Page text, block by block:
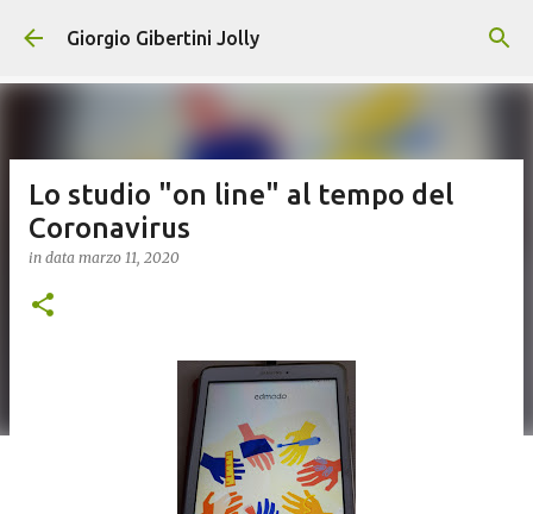
Passa ai contenuti principali
Giorgio Gibertini Jolly
Lo studio "on line" al tempo del
Coronavirus
in data marzo 11, 2020